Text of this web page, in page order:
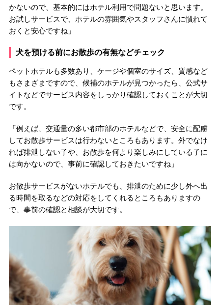
かないので、基本的にはホテル利用で問題ないと思います。
お試しサービスで、ホテルの雰囲気やスタッフさんに慣れて
おくと安心ですね」
犬を預ける前にお散歩の有無などチェック
ペットホテルも多数あり、ケージや個室のサイズ、質感など
もさまざまですので、候補のホテルが見つかったら、公式サ
イトなどでサービス内容をしっかり確認しておくことが大切
です。
「例えば、交通量の多い都市部のホテルなどで、安全に配慮
してお散歩サービスは行わないところもあります。外でなけ
れば排泄しない子や、お散歩を何より楽しみにしている子に
は向かないので、事前に確認しておきたいですね」
お散歩サービスがないホテルでも、排泄のために少し外へ出
る時間を取るなどの対応をしてくれるところもありますの
で、事前の確認と相談が大切です。